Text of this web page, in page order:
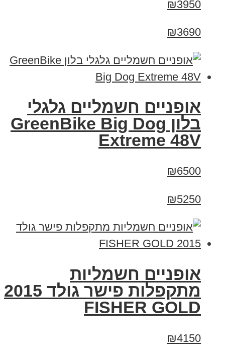
₪3950
₪3690
אופניים חשמליים גלגלי
בלון GreenBike Big Dog
Extreme 48V
₪6500
₪5250
אופניים חשמליות
מתקפלות פישר גולד 2015
FISHER GOLD
₪4150